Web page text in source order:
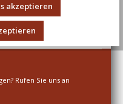
Rufen Sie uns an
akzeptieren